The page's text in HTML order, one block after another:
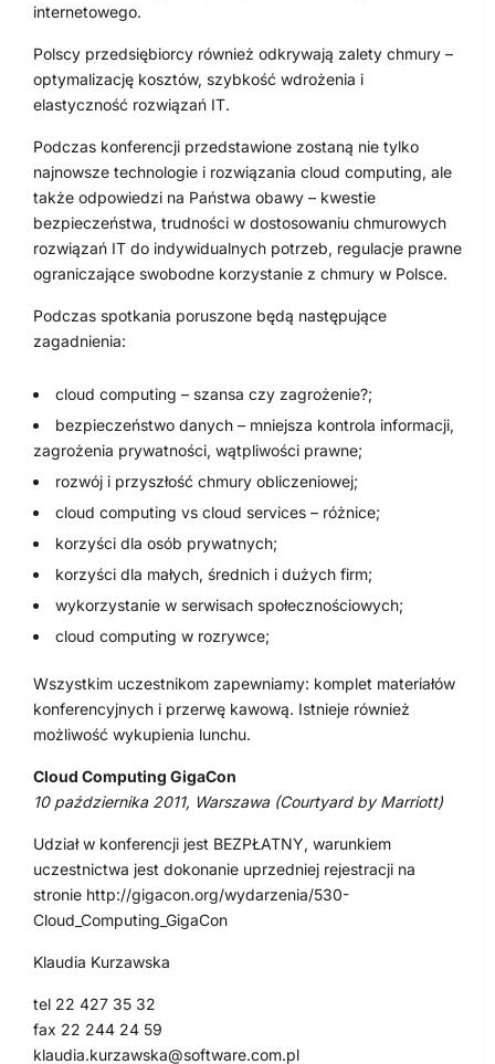
internetowego.
Polscy przedsiębiorcy również odkrywają zalety chmury –
optymalizację kosztów, szybkość wdrożenia i
elastyczność rozwiązań IT.
Podczas konferencji przedstawione zostaną nie tylko
najnowsze technologie i rozwiązania cloud computing, ale
także odpowiedzi na Państwa obawy – kwestie
bezpieczeństwa, trudności w dostosowaniu chmurowych
rozwiązań IT do indywidualnych potrzeb, regulacje prawne
ograniczające swobodne korzystanie z chmury w Polsce.
Podczas spotkania poruszone będą następujące
zagadnienia:
cloud computing – szansa czy zagrożenie?;
bezpieczeństwo danych – mniejsza kontrola informacji,
zagrożenia prywatności, wątpliwości prawne;
rozwój i przyszłość chmury obliczeniowej;
cloud computing vs cloud services – różnice;
korzyści dla osób prywatnych;
korzyści dla małych, średnich i dużych firm;
wykorzystanie w serwisach społecznościowych;
cloud computing w rozrywce;
Wszystkim uczestnikom zapewniamy: komplet materiałów
konferencyjnych i przerwę kawową. Istnieje również
możliwość wykupienia lunchu.
Cloud Computing GigaCon
10 października 2011, Warszawa (Courtyard by Marriott)
Udział w konferencji jest BEZPŁATNY, warunkiem
uczestnictwa jest dokonanie uprzedniej rejestracji na
stronie http://gigacon.org/wydarzenia/530-
Cloud_Computing_GigaCon
Klaudia Kurzawska
tel 22 427 35 32
fax 22 244 24 59
klaudia.kurzawska@software.com.pl